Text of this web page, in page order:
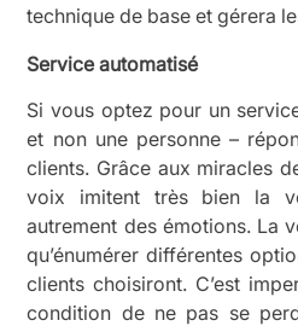
technique de base et gérera
Service automatisé
Si vous optez pour un
et non une personne –
clients. Grâce aux miracles
voix imitent très bien la
autrement des émotions. La
qu’énumérer différentes
clients choisiront. C’est
condition de ne pas se